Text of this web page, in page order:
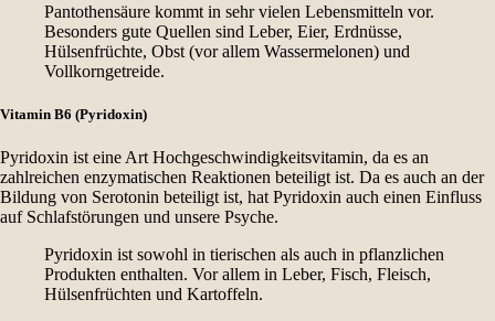
Pantothensäure kommt in sehr vielen Lebensmitteln vor.
Besonders gute Quellen sind Leber, Eier, Erdnüsse,
Hülsenfrüchte, Obst (vor allem Wassermelonen) und
Vollkorngetreide.
Vitamin B6 (Pyridoxin)
Pyridoxin ist eine Art Hochgeschwindigkeitsvitamin, da es an
zahlreichen enzymatischen Reaktionen beteiligt ist. Da es auch an der
Bildung von Serotonin beteiligt ist, hat Pyridoxin auch einen Einfluss
auf Schlafstörungen und unsere Psyche.
Pyridoxin ist sowohl in tierischen als auch in pflanzlichen
Produkten enthalten. Vor allem in Leber, Fisch, Fleisch,
Hülsenfrüchten und Kartoffeln.